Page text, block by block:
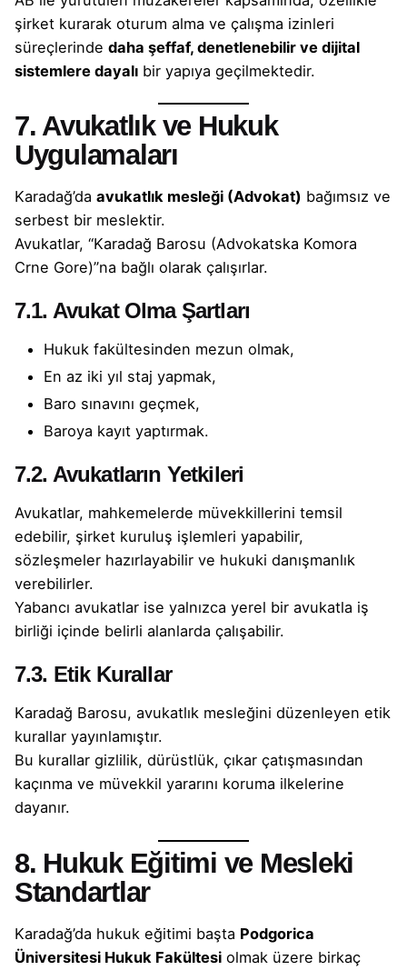
şirket kurarak oturum alma ve çalışma izinleri
süreçlerinde daha şeffaf, denetlenebilir ve dijital
sistemlere dayalı bir yapıya geçilmektedir.
7. Avukatlık ve Hukuk
Uygulamaları
Karadağ’da avukatlık mesleği (Advokat) bağımsız ve
serbest bir meslektir.
Avukatlar, “Karadağ Barosu (Advokatska Komora
Crne Gore)”na bağlı olarak çalışırlar.
7.1. Avukat Olma Şartları
Hukuk fakültesinden mezun olmak,
En az iki yıl staj yapmak,
Baro sınavını geçmek,
Baroya kayıt yaptırmak.
7.2. Avukatların Yetkileri
Avukatlar, mahkemelerde müvekkillerini temsil
edebilir, şirket kuruluş işlemleri yapabilir,
sözleşmeler hazırlayabilir ve hukuki danışmanlık
verebilirler.
Yabancı avukatlar ise yalnızca yerel bir avukatla iş
birliği içinde belirli alanlarda çalışabilir.
7.3. Etik Kurallar
Karadağ Barosu, avukatlık mesleğini düzenleyen etik
kurallar yayınlamıştır.
Bu kurallar gizlilik, dürüstlük, çıkar çatışmasından
kaçınma ve müvekkil yararını koruma ilkelerine
dayanır.
8. Hukuk Eğitimi ve Mesleki
Standartlar
Karadağ’da hukuk eğitimi başta Podgorica
Üniversitesi Hukuk Fakültesi olmak üzere birkaç